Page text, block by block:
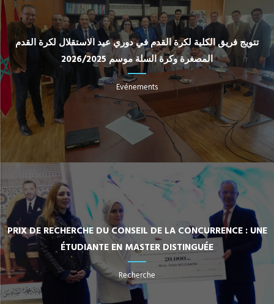
تتويج فريق الكلية لكرة القدم في دوري عيد الاستقلال لكرة القدم
المصغرة وكرة السلة موسم 2026/2025
Evénements
PRIX DE RECHERCHE DU CONSEIL DE LA CONCURRENCE : UNE
ÉTUDIANTE EN MASTER DISTINGUÉE
Recherche